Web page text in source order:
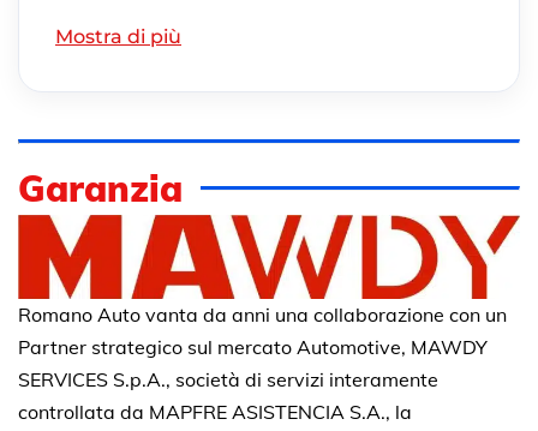
Mostra di più
Garanzia
Romano Auto vanta da anni una collaborazione con un
Partner strategico sul mercato Automotive, MAWDY
SERVICES S.p.A., società di servizi interamente
controllata da MAPFRE ASISTENCIA S.A., la